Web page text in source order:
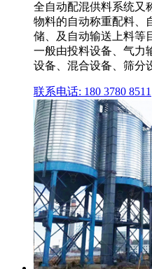
全自动配混供料系统又
物料的自动称重配料、
储、及自动输送上料等
一般由投料设备、气力
设备、混合设备、筛分
联系电话: 180 3780 8511